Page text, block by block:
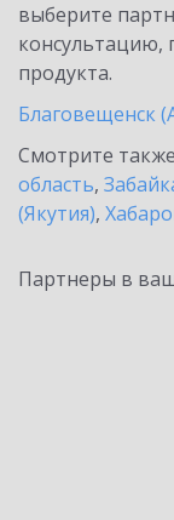
выберите
консультацию,
продукта.
Благовещенск
Смотрите
область,
(Якутия),
Партнеры в